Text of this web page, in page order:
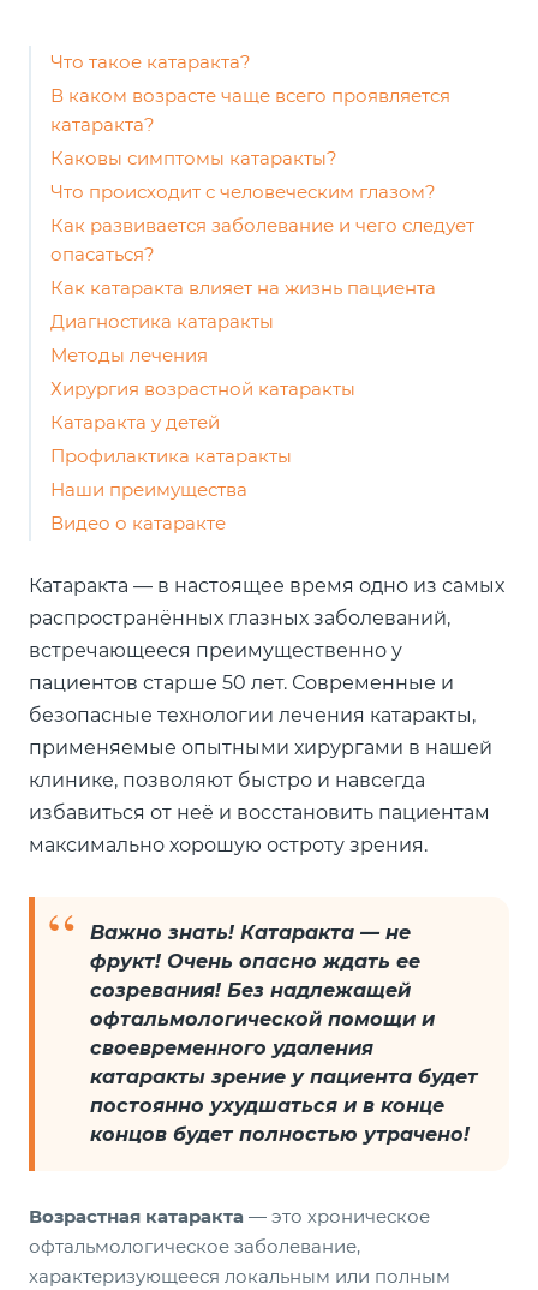
Что такое катаракта?
В каком возрасте чаще всего проявляется
катаракта?
Каковы симптомы катаракты?
Что происходит с человеческим глазом?
Как развивается заболевание и чего следует
опасаться?
Как катаракта влияет на жизнь пациента
Диагностика катаракты
Методы лечения
Хирургия возрастной катаракты
Катаракта у детей
Профилактика катаракты
Наши преимущества
Видео о катаракте
Катаракта — в настоящее время одно из самых
распространённых глазных заболеваний,
встречающееся преимущественно у
пациентов старше 50 лет. Современные и
безопасные технологии лечения катаракты,
применяемые опытными хирургами в нашей
клинике, позволяют быстро и навсегда
избавиться от неё и восстановить пациентам
максимально хорошую остроту зрения.
Важно знать! Катаракта — не
фрукт! Очень опасно ждать ее
созревания! Без надлежащей
офтальмологической помощи и
своевременного удаления
катаракты зрение у пациента будет
постоянно ухудшаться и в конце
концов будет полностью утрачено!
Возрастная катаракта — это хроническое
офтальмологическое заболевание,
характеризующееся локальным или полным